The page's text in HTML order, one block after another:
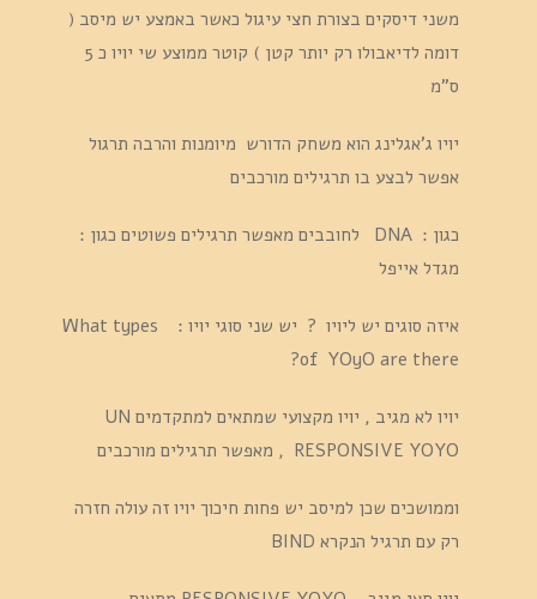
משני דיסקים בצורת חצי עיגול כאשר באמצע יש מיסב (
דומה לדיאבולו רק יותר קטן ) קוטר ממוצע שי יויו כ 5
ס"מ
יויו ג'אגלינג הוא משחק הדורש מיומנות והרבה תרגול
אפשר לבצע בו תרגילים מורכבים
כגון : DNA לחובבים מאפשר תרגילים פשוטים כגון :
מגדל אייפל
איזה סוגים יש ליויו ? יש שני סוגי יויו : What types
of YOyO are there?
יויו לא מגיב , יויו מקצועי שמתאים למתקדמים UN
RESPONSIVE YOYO , מאפשר תרגילים מורכבים
וממושכים שכן למיסב יש פחות חיכוך יויו זה עולה חזרה
רק עם תרגיל הנקרא BIND